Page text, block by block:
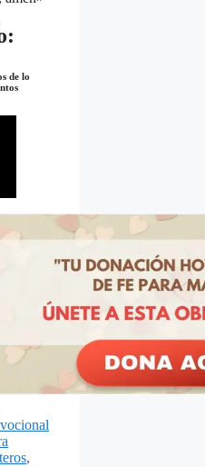
de lo
,